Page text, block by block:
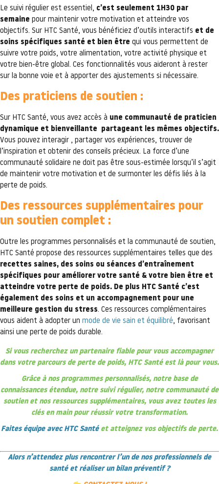
Le suivi régulier est essentiel, c’est seulement 1H30 par
semaine pour maintenir votre motivation et atteindre vos
objectifs. Sur HTC Santé, vous bénéficiez d’outils interactifs et de
soins spécifiques santé et bien être qui vous permettent de
suivre votre poids, votre alimentation, votre activité physique et
votre bien-être global. Ces fonctionnalités vous aideront à rester
sur la bonne voie et à apporter des ajustements si nécessaire.
Des praticiens de soutien :
Sur HTC Santé, vous avez accès à une communauté de praticien
dynamique et bienveillante partageant les mêmes objectifs.
Vous pouvez interagir , partager vos expériences, trouver de
l’inspiration et obtenir des conseils précieux. La force d’une
communauté solidaire ne doit pas être sous-estimée lorsqu’il s’agit
de maintenir votre motivation et de surmonter les défis liés à la
perte de poids.
Des ressources supplémentaires pour
un soutien complet :
Outre les programmes personnalisés et la communauté de soutien,
HTC Santé propose des ressources supplémentaires telles que des
recettes saines, des soins ou séances d’entraînement
spécifiques pour améliorer votre santé & votre bien être et
atteindre votre perte de poids. De plus HTC Santé c’est
également des soins et un accompagnement pour une
meilleure gestion du stress. Ces ressources complémentaires
vous aident à adopter un mode de vie sain et équilibré, favorisant
ainsi une perte de poids durable.
Si vous recherchez un partenaire fiable pour vous accompagner
dans votre parcours de perte de poids, HTC Santé est là pour vous.
Grâce à nos programmes personnalisés, notre base de
connaissances étendue, notre suivi régulier, notre communauté de
soutien et nos ressources supplémentaires, vous avez toutes les
clés en main pour réussir votre transformation.
Faites équipe avec HTC Santéet atteignez vos objectifs de perte.
Alors n’attendez plus rencontrer l’un de nos professionnels de
santé et réaliser un bilan préventif ?